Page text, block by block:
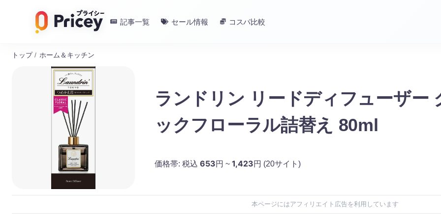
記事一覧 セール情報 コスパ比較
トップ / ホーム＆キッチン
ランドリン リードディフューザー
ックフローラル詰替え 80ml
価格帯: 税込 653円 ~ 1,423円 (20サイト)
本ページにはアフィリエイト広告を利用しています